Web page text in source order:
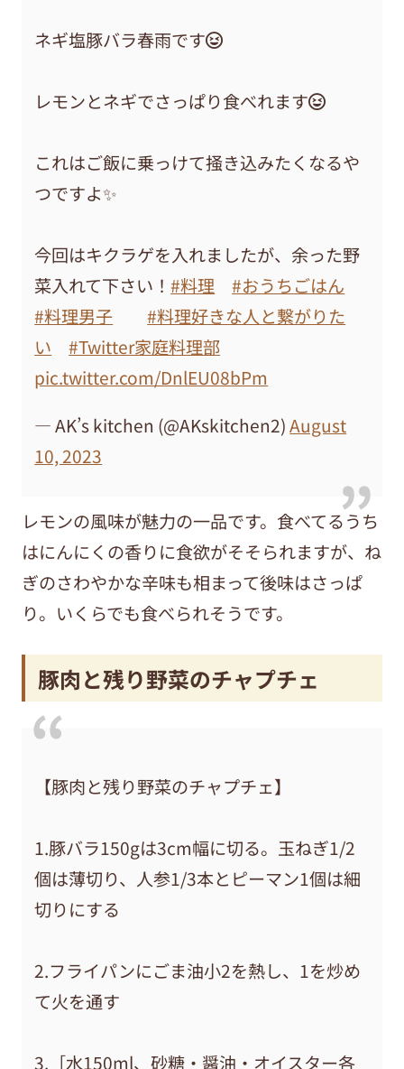
ネギ塩豚バラ春雨です😆
レモンとネギでさっぱり食べれます😆
これはご飯に乗っけて掻き込みたくなるや
つですよ✨
今回はキクラゲを入れましたが、余った野
菜入れて下さい！#料理
#おうちごはん
#料理男子
#料理好きな人と繋がりた
い
#Twitter家庭料理部
pic.twitter.com/DnlEU08bPm
— AK’s kitchen (@AKskitchen2)August
10, 2023
レモンの風味が魅力の一品です。食べてるうち
はにんにくの香りに食欲がそそられますが、ね
ぎのさわやかな辛味も相まって後味はさっぱ
り。いくらでも食べられそうです。
豚肉と残り野菜のチャプチェ
【豚肉と残り野菜のチャプチェ】
1.豚バラ150gは3cm幅に切る。玉ねぎ1/2
個は薄切り、人参1/3本とピーマン1個は細
切りにする
2.フライパンにごま油小2を熱し、1を炒め
て火を通す
3.［水150ml、砂糖・醤油・オイスター各